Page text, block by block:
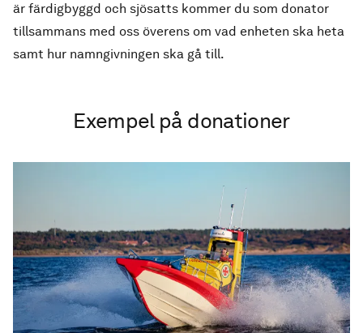
är färdigbyggd och sjösatts kommer du som donator
tillsammans med oss överens om vad enheten ska heta
samt hur namngivningen ska gå till.
Exempel på donationer